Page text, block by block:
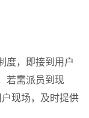
度，即接到用户
若需派员到现
现场，及时提供